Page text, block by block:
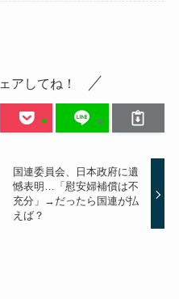
アしてね！
国連委員会、日本政府に遺
憾表明…「慰安婦補償は不
充分」→だったら国連が払
えば？